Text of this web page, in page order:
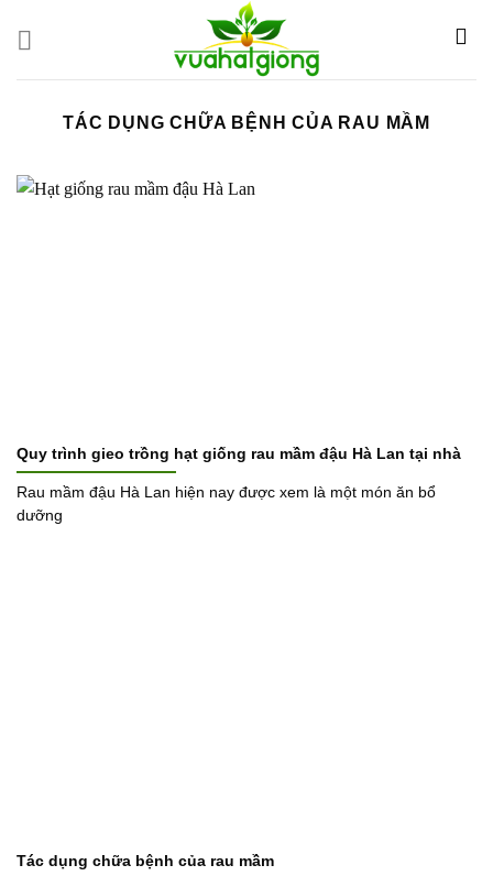
TÁC DỤNG CHỮA BỆNH CỦA RAU MẦM
Quy trình gieo trồng hạt giống rau mầm đậu Hà Lan tại nhà
Rau mầm đậu Hà Lan hiện nay được xem là một món ăn bổ
dưỡng
Tác dụng chữa bệnh của rau mầm